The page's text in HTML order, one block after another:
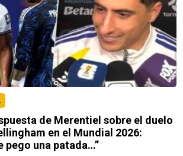
de Merentiel sobre el duelo
en el Mundial 2026:
pego una patada…”